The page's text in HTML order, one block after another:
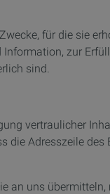
für die sie
zur
sind.
vertraulicher
Adresszeile
an uns